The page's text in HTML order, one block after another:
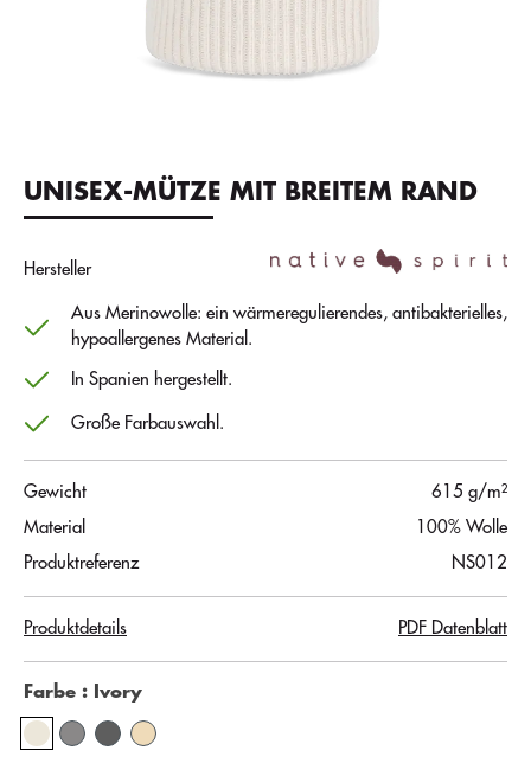
UNISEX-MÜTZE MIT BREITEM RAND
Hersteller
Aus Merinowolle: ein wärmeregulierendes, antibakterielles,
hypoallergenes Material.
In Spanien hergestellt.
Große Farbauswahl.
Gewicht
615 g/m²
Material
100% Wolle
Produktreferenz
NS012
Produktdetails PDF Datenblatt
Farbe : Ivory